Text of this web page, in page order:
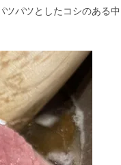
ツパツとしたコシのある中